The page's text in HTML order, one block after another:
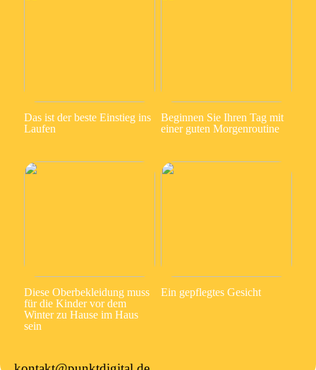
Das ist der beste Einstieg ins
Laufen
Beginnen Sie Ihren Tag mit
einer guten Morgenroutine
Diese Oberbekleidung muss
für die Kinder vor dem
Winter zu Hause im Haus
sein
Ein gepflegtes Gesicht